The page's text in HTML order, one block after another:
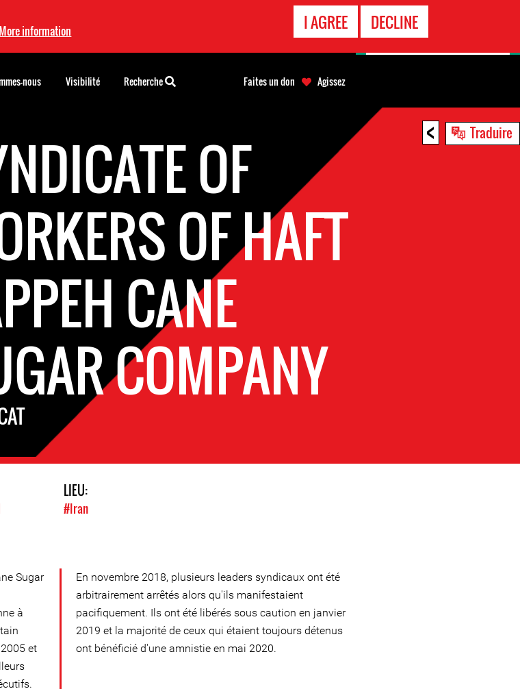
More information I AGREE DECLINE
< Traduire
OF
OF HAFT
CANE
COMPANY
LIEU:
#Iran
Sugar
à
et
En novembre 2018, plusieurs leaders syndicaux ont été
arbitrairement arrêtés alors qu'ils manifestaient
pacifiquement. Ils ont été libérés sous caution en janvier
2019 et la majorité de ceux qui étaient toujours détenus
ont bénéficié d'une amnistie en mai 2020.
nous Visibilité Recherche Faites un don Agissez
D'URGENCE